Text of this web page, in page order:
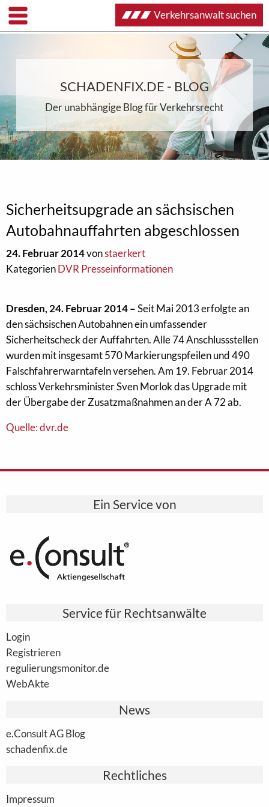
SCHADENFIX.DE - BLOG
Der unabhängige Blog für Verkehrsrecht
Sicherheitsupgrade an sächsischen
Autobahnauffahrten abgeschlossen
24. Februar 2014vonstaerkert
KategorienDVR Presseinformationen
Dresden, 24. Februar 2014 –Seit Mai 2013 erfolgte an
den sächsischen Autobahnen ein umfassender
Sicherheitscheck der Auffahrten. Alle 74 Anschlussstellen
wurden mit insgesamt 570 Markierungspfeilen und 490
Falschfahrerwarntafeln versehen. Am 19. Februar 2014
schloss Verkehrsminister Sven Morlok das Upgrade mit
der Übergabe der Zusatzmaßnahmen an der A 72 ab.
Quelle: dvr.de
Ein Service von
Service für Rechtsanwälte
Login
Registrieren
regulierungsmonitor.de
WebAkte
News
e.Consult AG Blog
schadenfix.de
Rechtliches
Impressum
Verkehrsanwalt suchen